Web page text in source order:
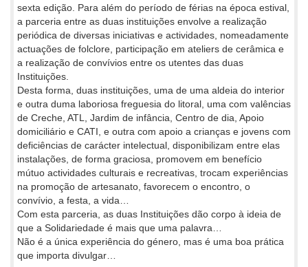
sexta edição. Para além do período de férias na época estival,
a parceria entre as duas instituições envolve a realização
periódica de diversas iniciativas e actividades, nomeadamente
actuações de folclore, participação em ateliers de cerâmica e
a realização de convívios entre os utentes das duas
Instituições.
Desta forma, duas instituições, uma de uma aldeia do interior
e outra duma laboriosa freguesia do litoral, uma com valências
de Creche, ATL, Jardim de infância, Centro de dia, Apoio
domiciliário e CATI, e outra com apoio a crianças e jovens com
deficiências de carácter intelectual, disponibilizam entre elas
instalações, de forma graciosa, promovem em benefício
mútuo actividades culturais e recreativas, trocam experiências
na promoção de artesanato, favorecem o encontro, o
convívio, a festa, a vida…
Com esta parceria, as duas Instituições dão corpo à ideia de
que a Solidariedade é mais que uma palavra…
Não é a única experiência do género, mas é uma boa prática
que importa divulgar…